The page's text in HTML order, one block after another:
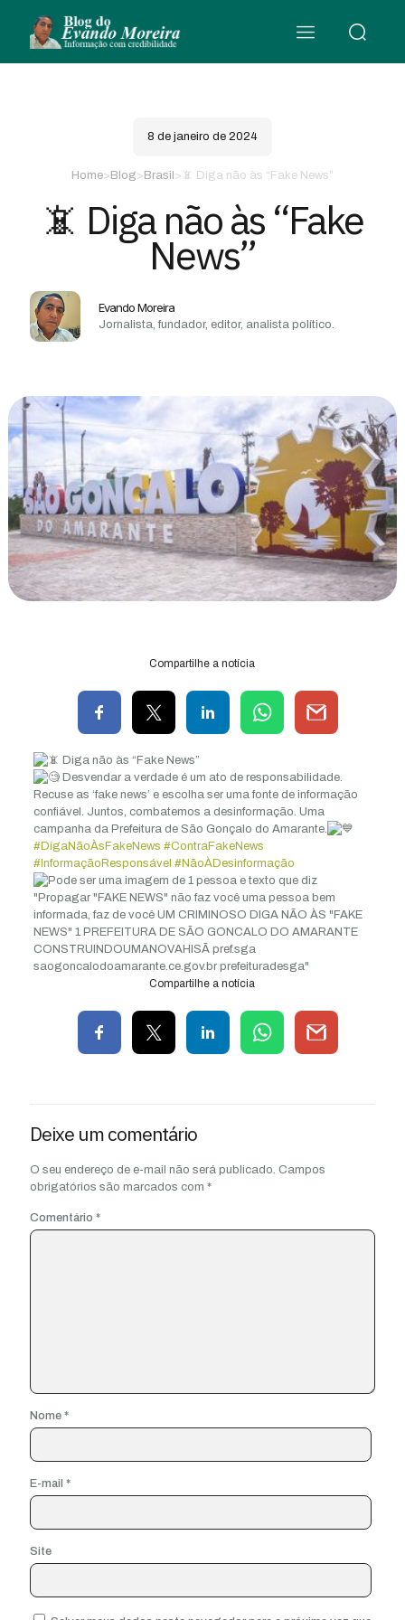
8 de janeiro de 2024
Home> Blog> Brasil > 📵 Diga não às “Fake News”
📵 Diga não às “Fake
News”
Evando Moreira
Jornalista, fundador, editor, analista político.
Compartilhe a notícia
Diga não às “Fake News”
Desvendar a verdade é um ato de responsabilidade.
Recuse as ‘fake news’ e escolha ser uma fonte de informação
confiável. Juntos, combatemos a desinformação. Uma
campanha da Prefeitura de São Gonçalo do Amarante.
#DigaNãoÀsFakeNews #ContraFakeNews
#InformaçãoResponsável #NãoÀDesinformação
Compartilhe a notícia
Deixe um comentário
O seu endereço de e-mail não será publicado. Campos
obrigatórios são marcados com *
Comentário *
Nome *
E-mail *
Site